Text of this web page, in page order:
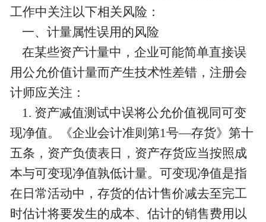
工作中关注以下相关风险：
一、计量属性误用的风险
在某些资产计量中，企业可能简单直接误
用公允价值计量而产生技术性差错，注册会
计师应关注：
1. 资产减值测试中误将公允价值视同可变
现净值。《企业会计准则第1号—存货》第十
五条，资产负债表日，资产存货应当按照成
本与可变现净值孰低计量。可变现净值是指
在日常活动中，存货的估计售价减去至完工
时估计将要发生的成本、估计的销售费用以